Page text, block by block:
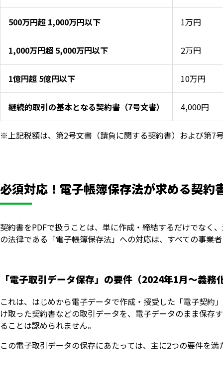
500万円超 1,000万円以下 1万円
1,000万円超 5,000万円以下 2万円
1億円超 5億円以下 10万円
継続的取引の基本となる契約書（7号文書） 4,000円
※上記税額は、第2号文書（請負に関する契約書）および第7
必須対応！電子帳簿保存法が求める契約
契約書をPDFで扱うことは、単に作成・締結するだけでなく
の法律である「電子帳簿保存法」への対応は、すべての事業
「電子取引データ保存」の要件（2024年1月〜義務
これは、はじめから電子データで作成・授受した「電子契約
け取った契約書などの取引データを、電子データのまま保存
ることは認められません。
この電子取引データの保存にあたっては、主に2つの要件を満